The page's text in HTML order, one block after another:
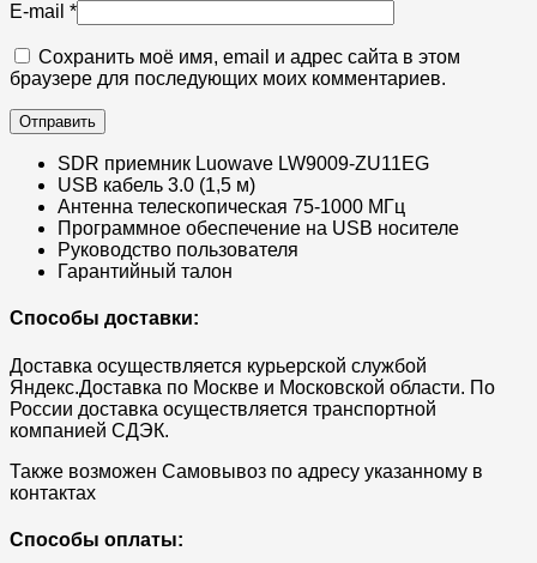
E-mail *
Сохранить моё имя, email и адрес сайта в этом
браузере для последующих моих комментариев.
SDR приемник Luowave LW9009-ZU11EG
USB кабель 3.0 (1,5 м)
Антенна телескопическая 75-1000 МГц
Программное обеспечение на USB носителе
Руководство пользователя
Гарантийный талон
Способы доставки:
Доставка осуществляется курьерской службой
Яндекс.Доставка по Москве и Московской области. По
России доставка осуществляется транспортной
компанией СДЭК.
Также возможен Самовывоз по адресу указанному в
контактах
Способы оплаты: